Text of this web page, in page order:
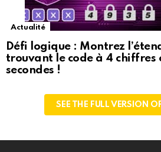
Actualité
Défi logique : Montrez
trouvant le code à 4 chiffres
secondes !
SEE THE FULL VERSION